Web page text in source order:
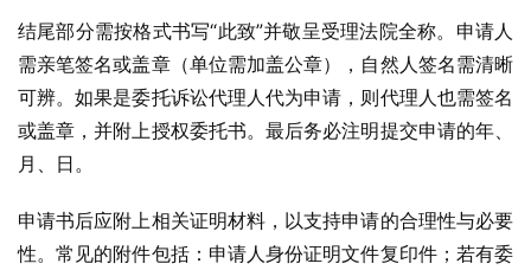
结尾部分需按格式书写“此致”并敬呈受理法院全称。申请人
需亲笔签名或盖章（单位需加盖公章），自然人签名需清晰
可辨。如果是委托诉讼代理人代为申请，则代理人也需签名
或盖章，并附上授权委托书。最后务必注明提交申请的年、
月、日。
申请书后应附上相关证明材料，以支持申请的合理性与必要
性。常见的附件包括：申请人身份证明文件复印件；若有委